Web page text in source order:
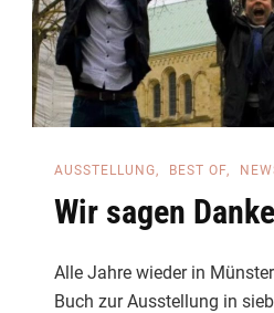
AUSSTELLUNG BEST OF
Wir sagen Danke
Alle Jahre wieder in
Buch zur Ausstellung in